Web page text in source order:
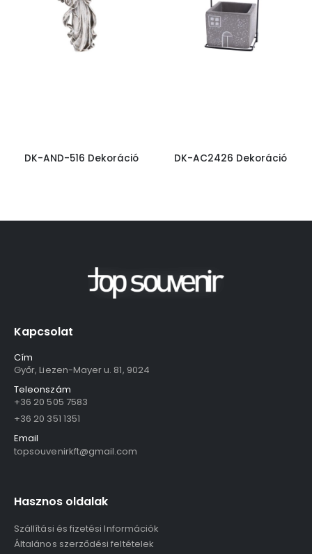
DK-AND-516 Dekoráció DK-AC2426 Dekoráció
Kapcsolat
Cím
Győr, Liezen-Mayer u. 81, 9024
Teleonszám
+36 20 505 7583
+36 20 351 1351
Email
topsouvenirkft@gmail.com
Hasznos oldalak
Szállítási és fizetési Információk
Általános szerződési feltételek